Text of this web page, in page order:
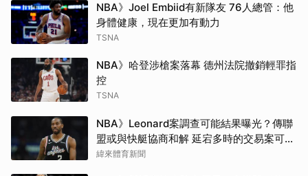
NBA》Joel Embiid有新隊友 76人總管：他
身體健康，現在更加有動力
TSNA
NBA》哈登涉槍案落幕 德州法院撤銷輕罪指
控
TSNA
NBA》Leonard案調查可能結果曝光？傳聯
盟或與快艇協商和解 延宕多時的交易案可望
於開季前成行
緯來體育新聞